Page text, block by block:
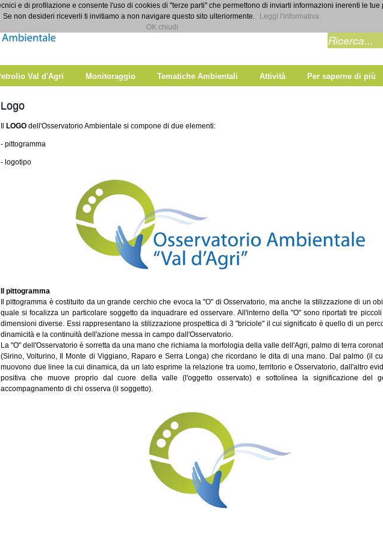
Val d'Agri Monitoraggio Tematiche Ambientali Attività Per saperne di più
Logo
LOGO dell'Osservatorio Ambientale si compone di due elementi:
- pittogramma
- logotipo
Il pittogramma
Il pittogramma è costituito da un grande cerchio che evoca la "O" di Osservatorio, ma anche la stilizzazione di un
quale si focalizza un particolare soggetto da inquadrare ed osservare. All'interno della "O" sono riportati tre
dimensioni diverse. Essi rappresentano la stilizzazione prospettica di 3 "briciole" il cui significato è quello di un
dinamicità e la continuità dell'azione messa in campo dall'Osservatorio.
La "O" dell'Osservatorio è sorretta da una mano che richiama la morfologia della valle dell'Agri, palmo di terra
(Sirino, Volturino, Il Monte di Viggiano, Raparo e Serra Longa) che ricordano le dita di una mano. Dal palmo (il
muovono due linee la cui dinamica, da un lato esprime la relazione tra uomo, territorio e Osservatorio, dall'altro
positiva che muove proprio dal cuore della valle (l'oggetto osservato) e sottolinea la significazione del
accompagnamento di chi osserva (il soggetto).
e di profilazione e consente l'uso di cookies di "terze parti" che permettono di inviarti informazioni inerenti le tue
Se non desideri riceverli ti invitiamo a non navigare questo sito ulteriormente.
Leggi l'informativa.
OK chiudi